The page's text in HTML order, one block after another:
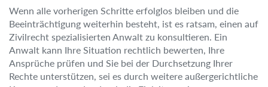
Wenn alle vorherigen Schritte erfolglos bleiben und die
Beeinträchtigung weiterhin besteht, ist es ratsam, einen auf
Zivilrecht spezialisierten Anwalt zu konsultieren. Ein
Anwalt kann Ihre Situation rechtlich bewerten, Ihre
Ansprüche prüfen und Sie bei der Durchsetzung Ihrer
Rechte unterstützen, sei es durch weitere außergerichtliche